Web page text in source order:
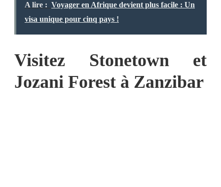
A lire : Voyager en Afrique devient plus facile : Un
visa unique pour cinq pays !
Visitez Stonetown et
Jozani Forest à Zanzibar